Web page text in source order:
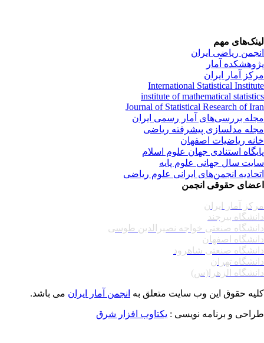
مهم
ریاضی ایران
آمار
آمار ایران
International Statistical
institute of mathematical
Journal of Statistical Research of
بررسی‌های آمار رسمی ایران
مدلسازی پیشرفته ریاضی
ریاضیات اصفهان
استنادی جهان علوم اسلام
سال جهانی علوم پایه
انجمن‌های ایرانی علوم ریاضی
حقوقی انجمن
آمار ایران
بیرجند
صنعتی خواجه نصیرالدین طوسی
اصفهان
صنعتی شاهرود
تهران
الزهرا(س)
حقوق این وب سایت متعلق بهانجمن آمار ایرانمی باشد.
و برنامه نویسی : یکتاوب افزار شرق